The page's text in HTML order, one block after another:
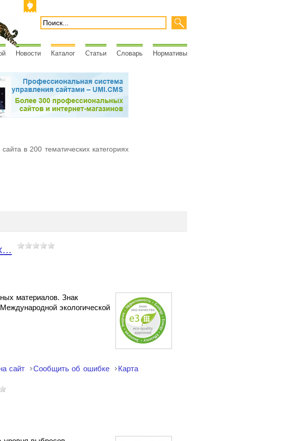
Новости Каталог Статьи Словарь Нормативы
в 200 тематических категориях
материалов. Знак
экологической
сайт Сообщить об ошибке Карта